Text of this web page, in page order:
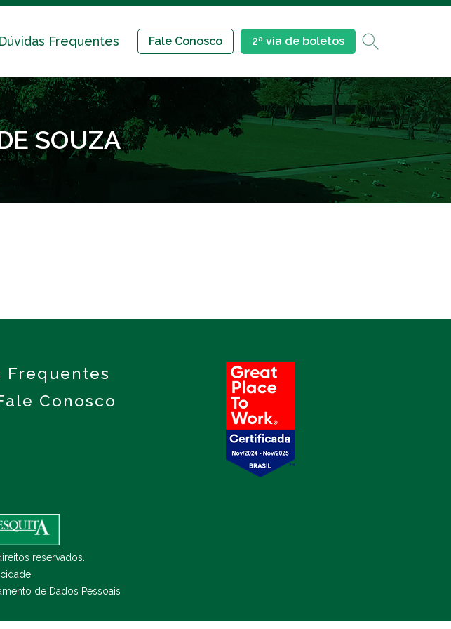
Dúvidas Frequentes Fale Conosco 2ª via de boletos
SOUZA
Frequentes
Conosco
reservados.
de Dados Pessoais